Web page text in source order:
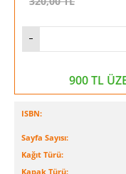
900 TL
ISBN:
Sayfa Sayısı:
Kağıt Türü:
Kapak Türü: